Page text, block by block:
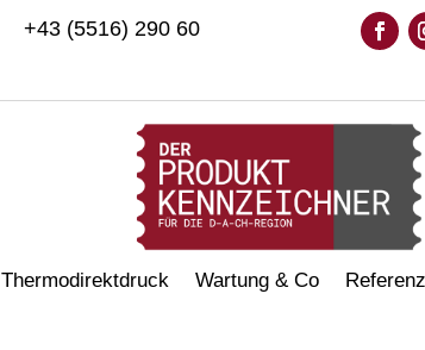
+43 (5516) 290 60
Thermodirektdruck Wartung & Co